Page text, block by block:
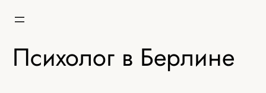
Психолог в Берлине